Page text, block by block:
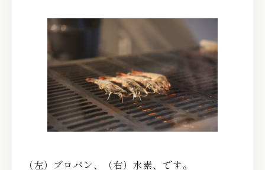
（左）プロパン、（右）水素、です。